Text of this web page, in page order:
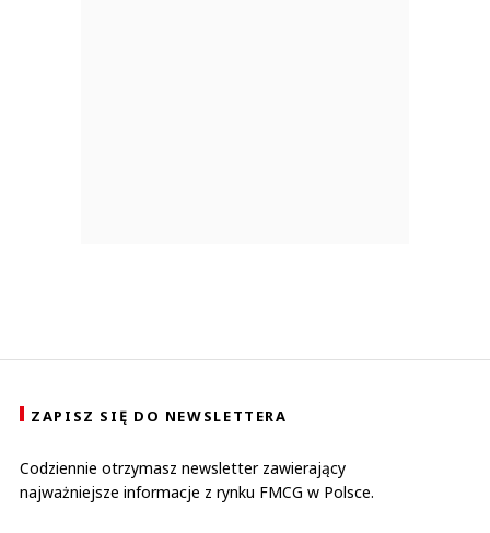
ZAPISZ SIĘ DO NEWSLETTERA
Codziennie otrzymasz newsletter zawierający
najważniejsze informacje z rynku FMCG w Polsce.